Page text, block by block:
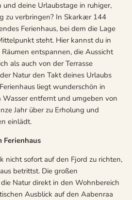
und deine Urlaubstage in ruhiger,
zu verbringen? In Skarkær 144
Ferienhaus, bei dem die Lage
steht. Hier kannst du in
entspannen, die Aussicht
als auch von der Terrasse
Natur den Takt deines Urlaubs
liegt wunderschön in
Wasser entfernt und umgeben von
Jahr über zu Erholung und
einlädt.
nicht sofort auf den Fjord zu richten,
betrittst. Die großen
Natur direkt in den Wohnbereich
Ausblick auf den Aabenraa